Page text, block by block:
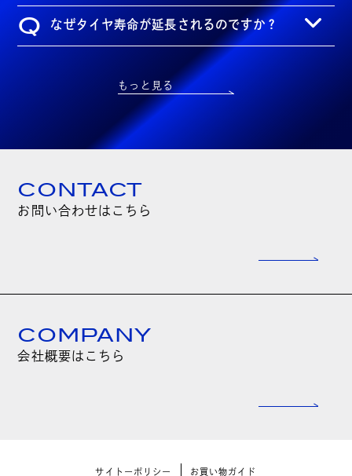
Q なぜタイヤ寿命が延長されるのですか？
もっと見る
CONTACT
お問い合わせはこちら
COMPANY
会社概要はこちら
サイトーポリシー お買い物ガイド